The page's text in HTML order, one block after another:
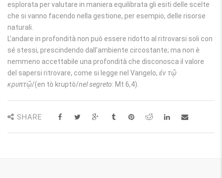
esplorata per valutare in maniera equilibrata gli esiti delle scelte
che si vanno facendo nella gestione, per esempio, delle risorse
naturali.
L’andare in profondità non può essere ridotto al ritrovarsi soli con
sé stessi, prescindendo dall’ambiente circostante; ma non è
nemmeno accettabile una profondità che disconosca il valore
del sapersi ritrovare, come si legge nel Vangelo, ἐν τῷ
κρυπτῷ/(en tò kruptò/nel segreto: Mt 6,4).
SHARE